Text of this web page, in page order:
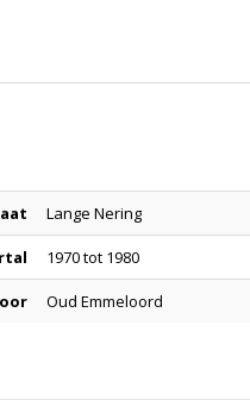
Lange Nering
1970 tot 1980
Oud Emmeloord